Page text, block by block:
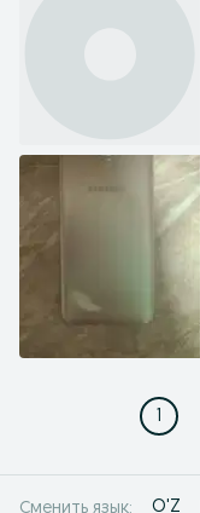
1
Сменить язык: O'Z